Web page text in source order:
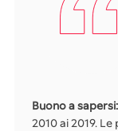
Buono a sapersi:
2010 ai 2019.